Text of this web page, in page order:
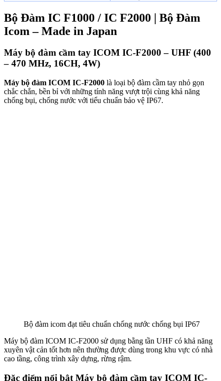
Bộ Đàm IC F1000 / IC F2000 | Bộ Đàm
Icom – Made in Japan‎
Máy bộ đàm cầm tay ICOM IC-F2000 – UHF (400
– 470 MHz, 16CH, 4W)
Máy bộ đàm ICOM IC-F2000 là loại bộ đàm cầm tay nhỏ gọn
chắc chắn, bền bỉ với những tính năng vượt trội cùng khả năng
chống bụi, chống nước với tiểu chuẩn bảo vệ IP67.
Bộ đàm icom đạt tiêu chuẩn chống nước chống bụi IP67
Máy bộ đàm ICOM IC-F2000 sử dụng bằng tần UHF có khả năng
xuyên vật cản tốt hơn nên thường được dùng trong khu vực có nhà
cao tầng, công trình xây dựng, rừng rậm.
Đặc điểm nổi bật Máy bộ đàm cầm tay ICOM IC-